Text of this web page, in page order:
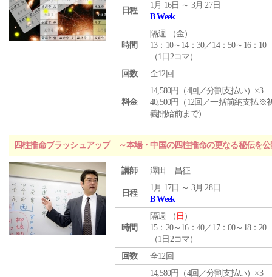
日程
1月 16日 ～ 3月 27日
B Week
時間
隔週 （金）
13：10～14：30／14：50～16：10
（1日2コマ）
回数
全12回
料金
14,580円（4回／分割支払い）×3
40,500円（12回／一括前納支払※
義開始前まで）
四柱推命ブラッシュアップ ～本場・中国の四柱推命の更なる秘伝を
講師 澤田 昌征
日程
1月 17日 ～ 3月 28日
B Week
時間
隔週 （ 日 ）
15：20～16：40／17：00～18：20
（1日2コマ）
回数
全12回
14,580円（4回／分割支払い）×3